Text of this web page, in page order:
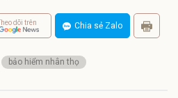
dõi trên Chia sẻ Zalo
bảo hiểm nhân thọ